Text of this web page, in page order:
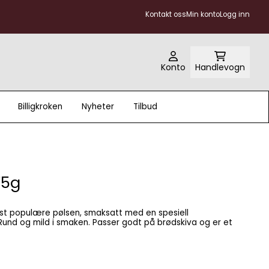
Kontakt ossMin kontoLogg inn
Konto Handlevogn
Billigkroken Nyheter Tilbud